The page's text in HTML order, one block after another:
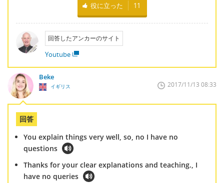
役に立った 11
回答したアンカーのサイト
Youtube
Beke
イギリス 2017/11/13 08:33
回答
You explain things very well, so, no I have no
questions
Thanks for your clear explanations and teaching., I
have no queries